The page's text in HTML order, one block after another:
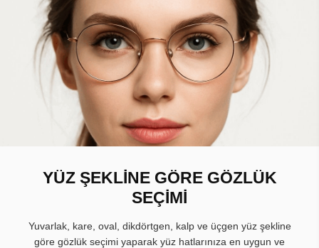
YÜZ ŞEKLİNE GÖRE GÖZLÜK
SEÇİMİ
Yuvarlak, kare, oval, dikdörtgen, kalp ve üçgen yüz şekline
göre gözlük seçimi yaparak yüz hatlarınıza en uygun ve